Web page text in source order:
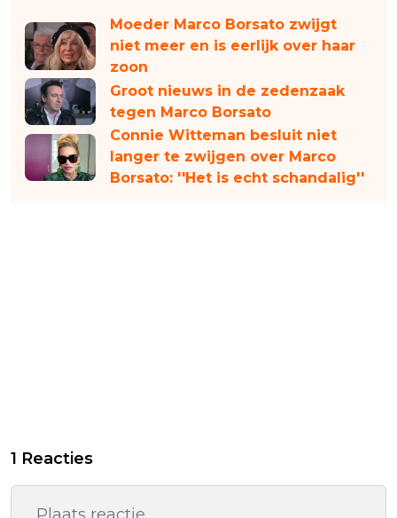
Moeder Marco Borsato zwijgt
niet meer en is eerlijk over haar
zoon
Groot nieuws in de zedenzaak
tegen Marco Borsato
Connie Witteman besluit niet
langer te zwijgen over Marco
Borsato: ''Het is echt schandalig''
1 Reacties